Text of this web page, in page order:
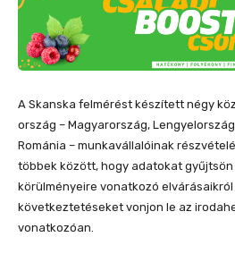
A Skanska felmérést készített négy
ország – Magyarország,
Románia – munkavállalóinak
többek között, hogy adatokat
körülményeire vonatkozó elvárásaikról
következtetéseket vonjon le az
vonatkozóan.